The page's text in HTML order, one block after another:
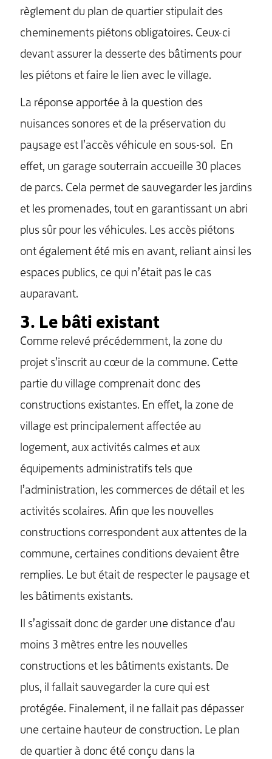
règlement du plan de quartier stipulait des
cheminements piétons obligatoires. Ceux-ci
devant assurer la desserte des bâtiments pour
les piétons et faire le lien avec le village.
La réponse apportée à la question des
nuisances sonores et de la préservation du
paysage est l’accès véhicule en sous-sol. En
effet, un garage souterrain accueille 30 places
de parcs. Cela permet de sauvegarder les jardins
et les promenades, tout en garantissant un abri
plus sûr pour les véhicules. Les accès piétons
ont également été mis en avant, reliant ainsi les
espaces publics, ce qui n’était pas le cas
auparavant.
3. Le bâti existant
Comme relevé précédemment, la zone du
projet s’inscrit au cœur de la commune. Cette
partie du village comprenait donc des
constructions existantes. En effet, la zone de
village est principalement affectée au
logement, aux activités calmes et aux
équipements administratifs tels que
l’administration, les commerces de détail et les
activités scolaires. Afin que les nouvelles
constructions correspondent aux attentes de la
commune, certaines conditions devaient être
remplies. Le but était de respecter le paysage et
les bâtiments existants.
Il s’agissait donc de garder une distance d’au
moins 3 mètres entre les nouvelles
constructions et les bâtiments existants. De
plus, il fallait sauvegarder la cure qui est
protégée. Finalement, il ne fallait pas dépasser
une certaine hauteur de construction. Le plan
de quartier à donc été conçu dans la